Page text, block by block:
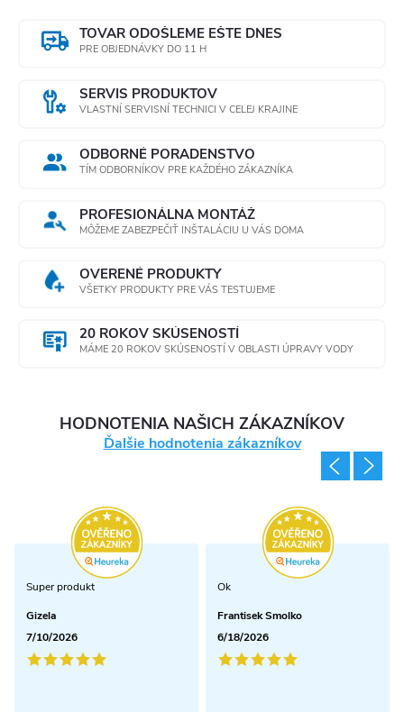
TOVAR ODOŠLEME EŠTE DNES
PRE OBJEDNÁVKY DO 11 H
SERVIS PRODUKTOV
VLASTNÍ SERVISNÍ TECHNICI V CELEJ KRAJINE
ODBORNÉ PORADENSTVO
TÍM ODBORNÍKOV PRE KAŽDÉHO ZÁKAZNÍKA
PROFESIONÁLNA MONTÁŽ
MÔŽEME ZABEZPEČIŤ INŠTALÁCIU U VÁS DOMA
OVERENÉ PRODUKTY
VŠETKY PRODUKTY PRE VÁS TESTUJEME
20 ROKOV SKÚSENOSTÍ
MÁME 20 ROKOV SKÚSENOSTÍ V OBLASTI ÚPRAVY VODY
HODNOTENIA NAŠICH ZÁKAZNÍKOV
Ďalšie hodnotenia zákazníkov
Super produkt
Gizela
7/10/2026
Ok
Frantisek Smolko
6/18/2026